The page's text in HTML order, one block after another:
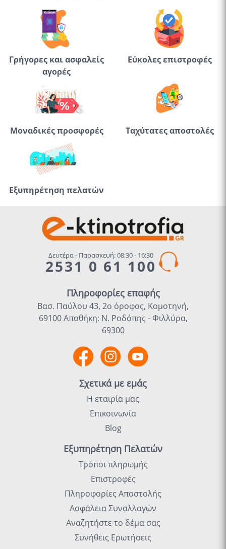
Γρήγορες και ασφαλείς
αγορές
Εύκολες επιστροφές
Μοναδικές προσφορές Ταχύτατες αποστολές
Εξυπηρέτηση πελατών
Δευτέρα - Παρασκευή: 08:30 - 16:30
2531 0 61 100
Πληροφορίες επαφής
Βασ. Παύλου 43, 2ο όροφος, Κομοτηνή,
69100 Αποθήκη: Ν. Ροδόπης - Φιλλύρα,
69300
Σχετικά με εμάς
Η εταιρία μας
Επικοινωνία
Blog
Εξυπηρέτηση Πελατών
Τρόποι πληρωμής
Επιστροφές
Πληροφορίες Αποστολής
Ασφάλεια Συναλλαγών
Αναζητήστε το δέμα σας
Συνήθεις Ερωτήσεις